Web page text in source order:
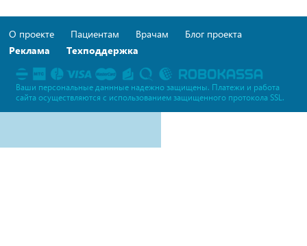
О проекте Пациентам Врачам
Блог проекта
Реклама
Техподдержка
Ваши персональные даннные надежно защищены. Платежи и работа
сайта осуществляются c использованием защищенного протокола SSL.